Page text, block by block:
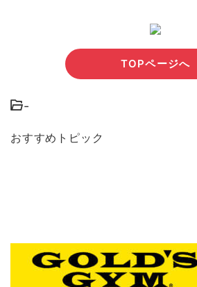
TOPページへ
-
おすすめトピック